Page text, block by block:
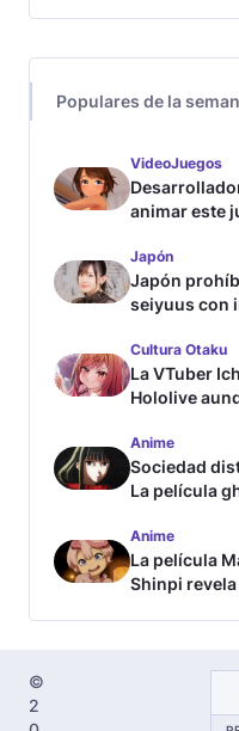
Populares de la
VideoJuegos
animar este
Japón
Japón
seiyuus con
Cultura Otaku
La VTuber
Hololive
Anime
Sociedad
La película
Anime
La película
Shinpi
©
2